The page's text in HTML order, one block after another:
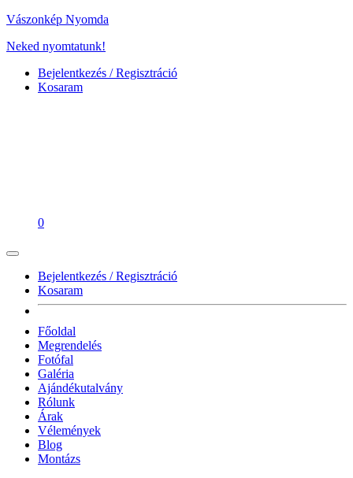
Vászonkép Nyomda
Neked nyomtatunk!
Bejelentkezés / Regisztráció
Kosaram
0
Bejelentkezés / Regisztráció
Kosaram
Főoldal
Megrendelés
Fotófal
Galéria
Ajándékutalvány
Rólunk
Árak
Vélemények
Blog
Montázs